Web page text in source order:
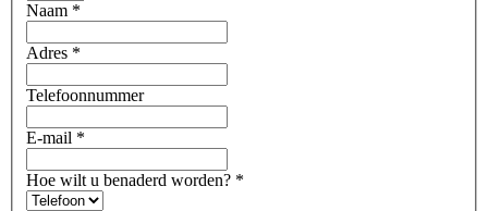
Naam *
Adres *
Telefoonnummer
E-mail *
Hoe wilt u benaderd worden? *